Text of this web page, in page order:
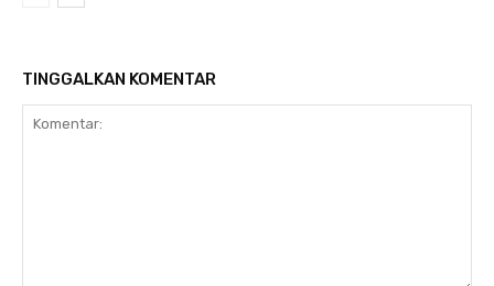
TINGGALKAN KOMENTAR